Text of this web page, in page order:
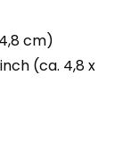
cm)
(ca. 4,8 x